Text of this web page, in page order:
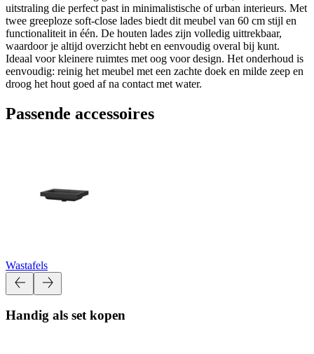
uitstraling die perfect past in minimalistische of urban interieurs. Met
twee greeploze soft-close lades biedt dit meubel van 60 cm stijl en
functionaliteit in één. De houten lades zijn volledig uittrekbaar,
waardoor je altijd overzicht hebt en eenvoudig overal bij kunt.
Ideaal voor kleinere ruimtes met oog voor design. Het onderhoud is
eenvoudig: reinig het meubel met een zachte doek en milde zeep en
droog het hout goed af na contact met water.
Passende accessoires
Wastafels
Handig als set kopen